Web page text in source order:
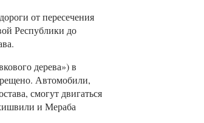
от пересечения
Республики до
дерева») в
Автомобили,
смогут двигаться
и Мераба